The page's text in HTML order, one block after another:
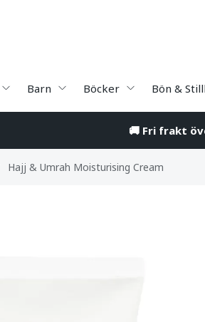
Barn Böcker Bön &
🚚 Fri frakt
Hajj & Umrah Moisturising Cream